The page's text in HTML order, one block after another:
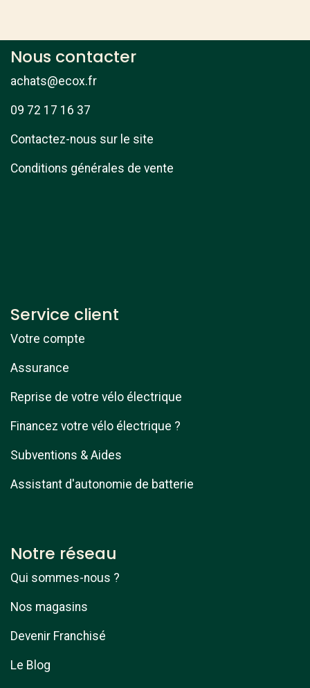
Nous contacter
achats@ecox.fr
09 72 17 16 37
Contactez-nous sur le site
Conditions générales de vente
Service client
Votre compte
Assurance
Reprise de votre vélo électrique
Financez votre vélo électrique ?
Subventions & Aides
Assistant d'autonomie de batterie
Notre réseau
Qui sommes-nous ?
Nos magasins
Devenir Franchisé
Le Blog